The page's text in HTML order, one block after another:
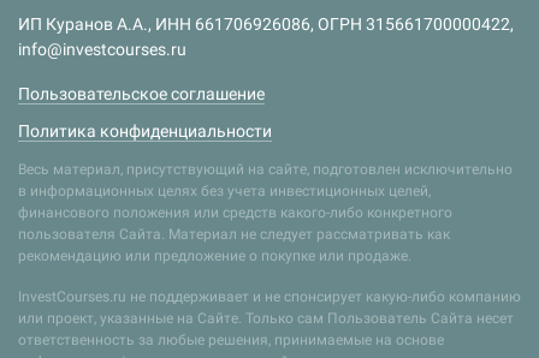
ИП Куранов А.А., ИНН 661706926086, ОГРН 315661700000422,
info@investcourses.ru
Пользовательское соглашение
Политика конфиденциальности
Весь материал, присутствующий на сайте, подготовлен исключительно
в информационных целях без учета инвестиционных целей,
финансового положения или средств какого-либо конкретного
пользователя Сайта. Материал не следует рассматривать как
рекомендацию или предложение о покупке или продаже.
InvestCourses.ru не поддерживает и не спонсирует какую-либо компанию
или проект, указанные на Сайте. Только сам Пользователь Сайта несет
ответственность за любые решения, принимаемые на основе